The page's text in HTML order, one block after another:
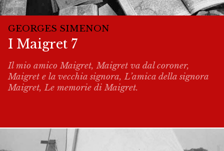
GEORGES SIMENON
I Maigret 7
Il mio amico Maigret, Maigret va dal coroner,
Maigret e la vecchia signora, L’amica della signora
Maigret, Le memorie di Maigret.